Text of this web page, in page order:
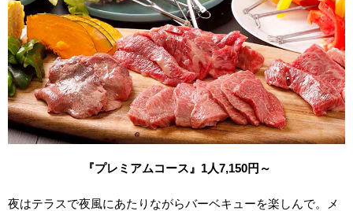
『プレミアムコース』1人7,150円～
夜はテラスで夜風にあたりながらバーベキューを楽しんで。メ